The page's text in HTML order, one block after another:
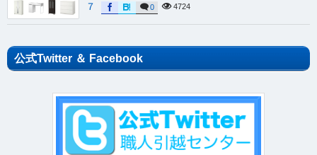
７
0 4724
公式Twitter ＆ Facebook